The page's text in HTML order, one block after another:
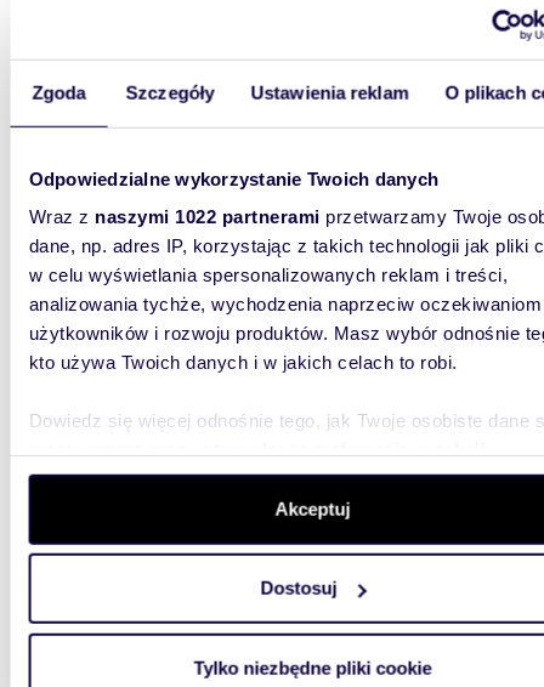
Zgoda Szczegóły Ustawienia reklam O plikach
Odpowiedzialne wykorzystanie Twoich danych
Wraz z naszymi 1022 partnerami przetwarzamy Twoje
dane, np. adres IP, korzystając z takich technologii jak pliki
w celu wyświetlania spersonalizowanych reklam i treści,
analizowania tychże, wychodzenia naprzeciw oczekiwaniom
użytkowników i rozwoju produktów. Masz wybór odnośnie
kto używa Twoich danych i w jakich celach to robi.
Dowiedz się więcej odnośnie tego, jak Twoje osobiste dane
szczegółów. W Deklaracji plików cookie możesz zmienić
wycofać swoją zgodę w dowolnej chwili.
aby oferować funkcje społecznościowe i analizować ruch w
witrynie. Informacje o tym, jak korzystasz z naszej witryny,
analitycznym. Partnerzy mogą połączyć te informacje z
Akceptuj
Dostosuj
Tylko niezbędne pliki cookie
Na
132 m
Nowoczesny lokal biurowy 132 m² w Centrum